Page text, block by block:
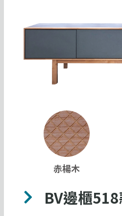
BV邊櫃
赤楊木